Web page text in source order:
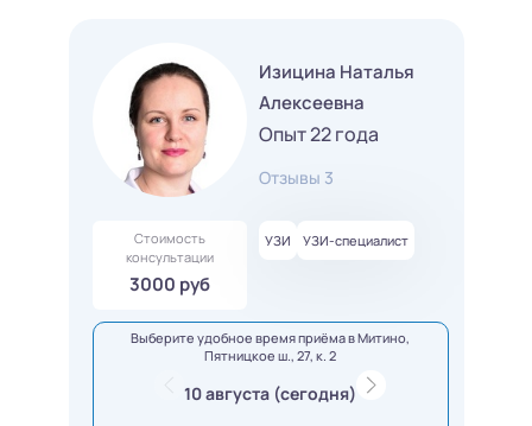
Изицина Наталья
Алексеевна
Опыт 22 года
Отзывы 3
Стоимость
консультации
3000 руб
УЗИ УЗИ-специалист
Выберите удобное время приёма в Митино,
Пятницкое ш., 27, к. 2
10 августа (сегодня)